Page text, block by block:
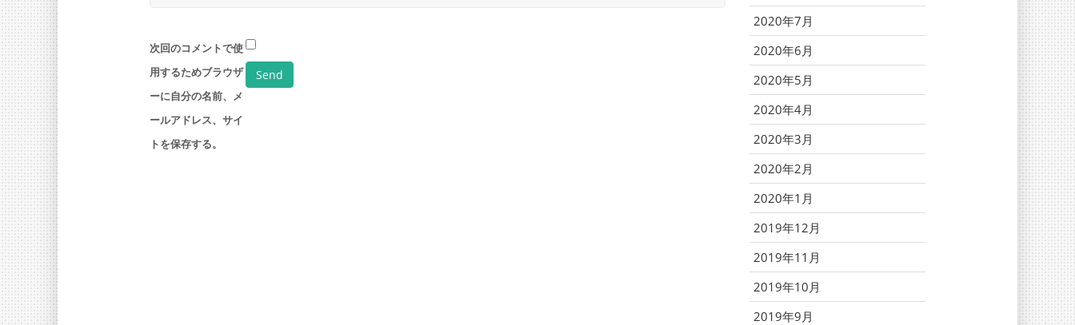
次回のコメントで使
用するためブラウザ
ーに自分の名前、メ
ールアドレス、サイ
トを保存する。
2020年7月
2020年6月
2020年5月
2020年4月
2020年3月
2020年2月
2020年1月
2019年12月
2019年11月
2019年10月
2019年9月